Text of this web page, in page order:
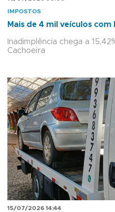
IMPOSTOS
Mais de 4 mil veículos com
Inadimplência chega a
Cachoeira
15/07/2026 14:44